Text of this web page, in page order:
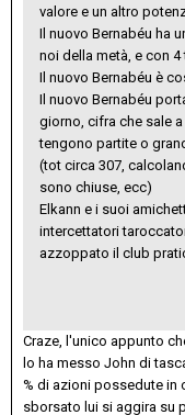
valore e un altro
Il nuovo Bernabéu ha
noi della metà, e con 4
Il nuovo Bernabéu è
Il nuovo Bernabéu
giorno, cifra che sale
tengono partite o
(tot circa 307,
sono chiuse, ecc)
Elkann e i suoi
intercettatori
azzoppato il club
Craze, l'unico appunto
lo ha messo John di
% di azioni possedute in
sborsato lui si aggira su